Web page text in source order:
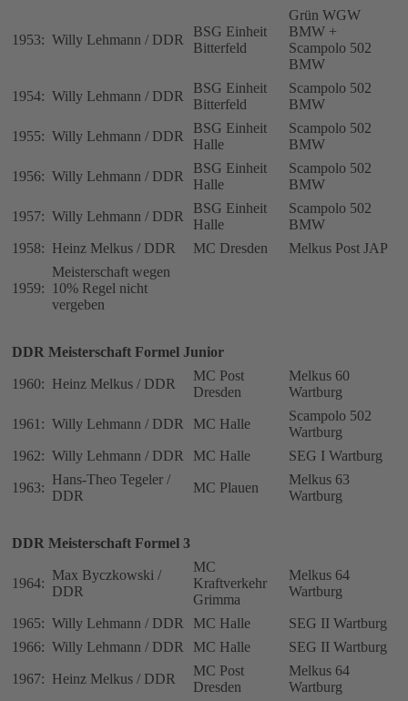
1953: Willy Lehmann / DDR
BSG Einheit
Bitterfeld
Grün WGW
BMW +
Scampolo 502
BMW
1954: Willy Lehmann / DDR
BSG Einheit
Bitterfeld
Scampolo 502
BMW
1955: Willy Lehmann / DDR
BSG Einheit
Halle
Scampolo 502
BMW
1956: Willy Lehmann / DDR
BSG Einheit
Halle
Scampolo 502
BMW
1957: Willy Lehmann / DDR
BSG Einheit
Halle
Scampolo 502
BMW
1958: Heinz Melkus / DDR MC Dresden Melkus Post JAP
1959:
Meisterschaft wegen
10% Regel nicht
vergeben
DDR Meisterschaft Formel Junior
1960: Heinz Melkus / DDR
MC Post
Dresden
Melkus 60
Wartburg
1961: Willy Lehmann / DDR MC Halle
Scampolo 502
Wartburg
1962: Willy Lehmann / DDR MC Halle SEG I Wartburg
1963:
Hans-Theo Tegeler /
DDR
MC Plauen
Melkus 63
Wartburg
DDR Meisterschaft Formel 3
1964:
Max Byczkowski /
DDR
MC
Kraftverkehr
Grimma
Melkus 64
Wartburg
1965: Willy Lehmann / DDR MC Halle
SEG II Wartburg
1966: Willy Lehmann / DDR MC Halle SEG II Wartburg
1967: Heinz Melkus / DDR
MC Post
Dresden
Melkus 64
Wartburg